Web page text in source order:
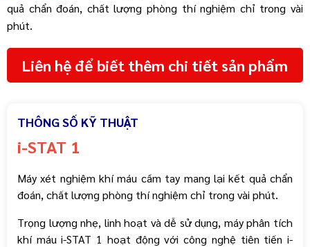
quả chẩn đoán, chất lượng phòng thí nghiệm chỉ trong vài
phút.
Liên hệ để biết thêm chi tiết sản phẩm
THÔNG SỐ KỸ THUẬT
i-STAT 1
Máy xét nghiệm khí máu cầm tay mang lại kết quả chẩn
đoán, chất lượng phòng thí nghiệm chỉ trong vài phút.
Trọng lượng nhẹ, linh hoạt và dễ sử dụng, máy phân tích
khí máu i-STAT 1 hoạt động với công nghệ tiên tiến i-